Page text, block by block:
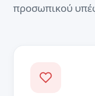
προσωπικού